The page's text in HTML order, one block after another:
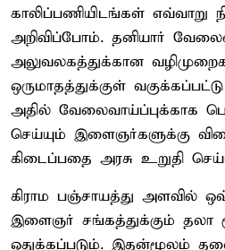
காலிப்பணியிடங்கள் எவ்வாறு
அறிவிப்போம். தனியார்
அலுவலகத்துக்கான
ஒருமாதத்துக்குள்
அதில் வேலைவாய்ப்புக்காக
செய்யும் இளைஞர்களுக்கு
கிடைப்பதை அரசு உறுதி
கிராம பஞ்சாயத்து அளவில்
இளைஞர் சங்கத்துக்கும் தலா
ஒதுக்கப்படும். இதன்மூலம்